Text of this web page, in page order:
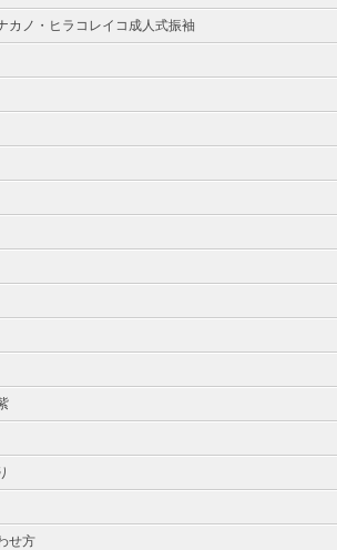
カノ・ヒラコレイコ成人式振袖
せ方